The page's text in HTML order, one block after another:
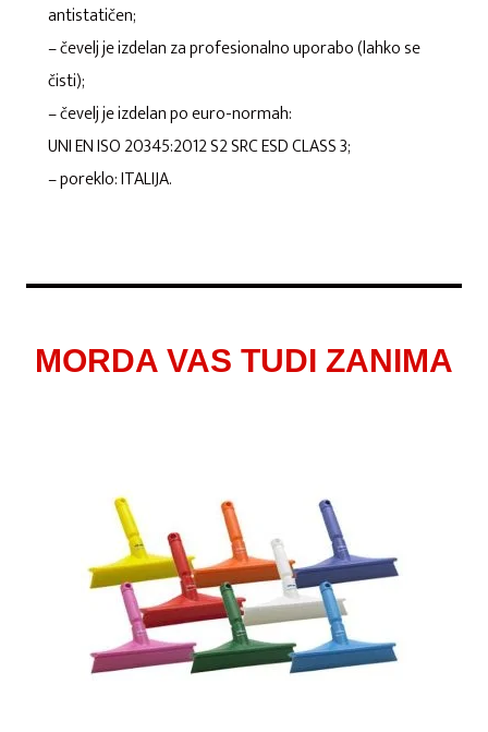
antistatičen;
– čevelj je izdelan za profesionalno uporabo (lahko se
čisti);
– čevelj je izdelan po euro-normah:
UNI EN ISO 20345:2012 S2 SRC ESD CLASS 3;
– poreklo: ITALIJA.
MORDA VAS TUDI ZANIMA